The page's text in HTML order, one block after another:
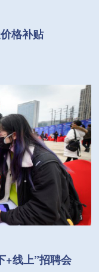
格补贴
+线上”招聘会